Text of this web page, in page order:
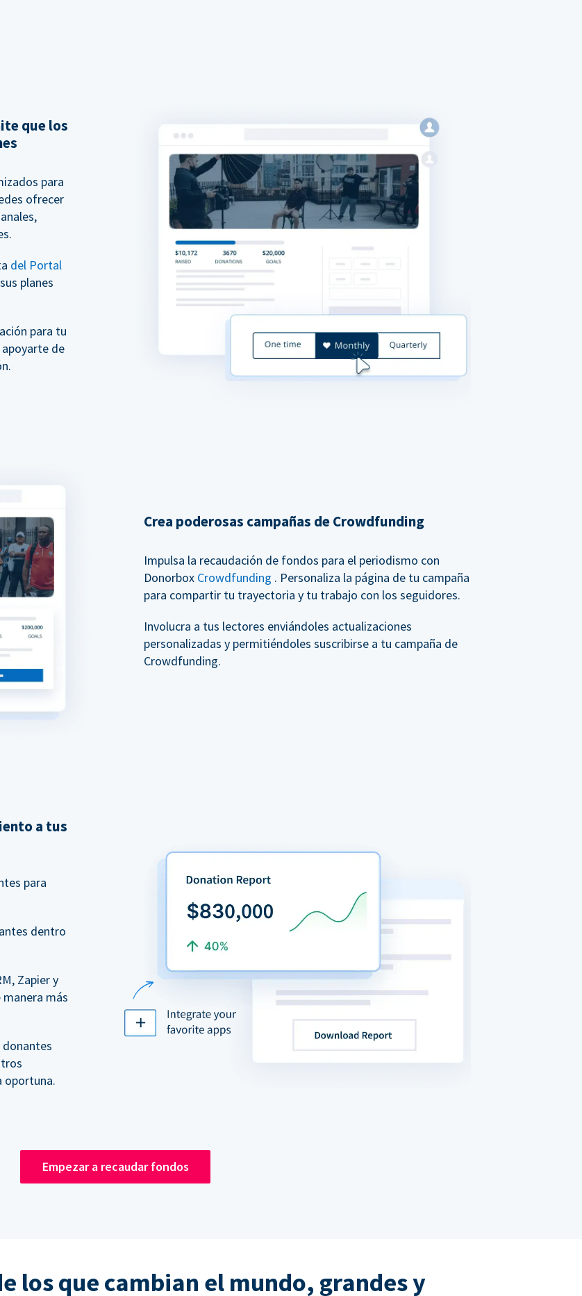
que los
para
ofrecer
del Portal
planes
para tu
de
Crea poderosas campañas de Crowdfunding
Impulsa la recaudación de fondos para el periodismo con
Donorbox Crowdfunding . Personaliza la página de tu campaña
para compartir tu trayectoria y tu trabajo con los seguidores.
Involucra a tus lectores enviándoles actualizaciones
personalizadas y permitiéndoles suscribirse a tu campaña de
Crowdfunding.
a tus
para
dentro
Zapier y
más
oportuna.
Empezar a recaudar fondos
los que cambian el mundo, grandes y